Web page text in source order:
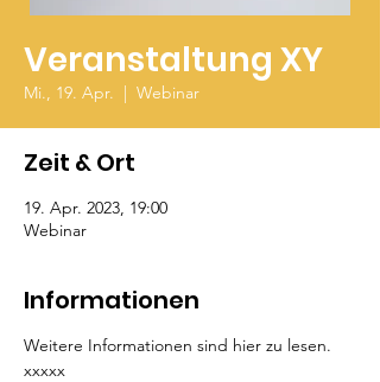
Veranstaltung XY
Mi., 19. Apr.
  |
Webinar
Zeit & Ort
19. Apr. 2023, 19:00
Webinar
Informationen
Weitere Informationen sind hier zu lesen.
xxxxx